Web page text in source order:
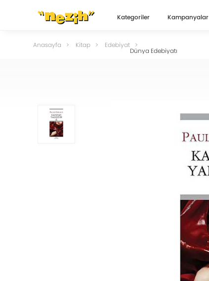
Kategoriler Kampanyalar
Anasayfa Kitap Edebiyat
Dünya Edebiyatı